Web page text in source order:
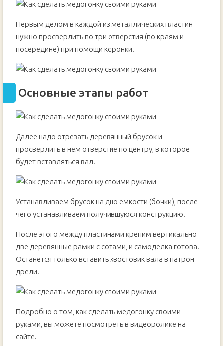
Первым делом в каждой из металлических пластин
нужно просверлить по три отверстия (по краям и
посередине) при помощи коронки.
Основные этапы работ
Далее надо отрезать деревянный брусок и
просверлить в нем отверстие по центру, в которое
будет вставляться вал.
Устанавливаем брусок на дно емкости (бочки), после
чего устанавливаем получившуюся конструкцию.
После этого между пластинами крепим вертикально
две деревянные рамки с сотами, и самоделка готова.
Останется только вставить хвостовик вала в патрон
дрели.
Подробно о том, как сделать медогонку своими
руками, вы можете посмотреть в видеоролике на
сайте.